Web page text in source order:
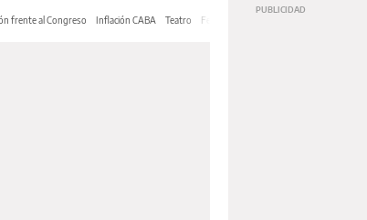
frente al Congreso Inflación CABA Teatro Feria de Editores